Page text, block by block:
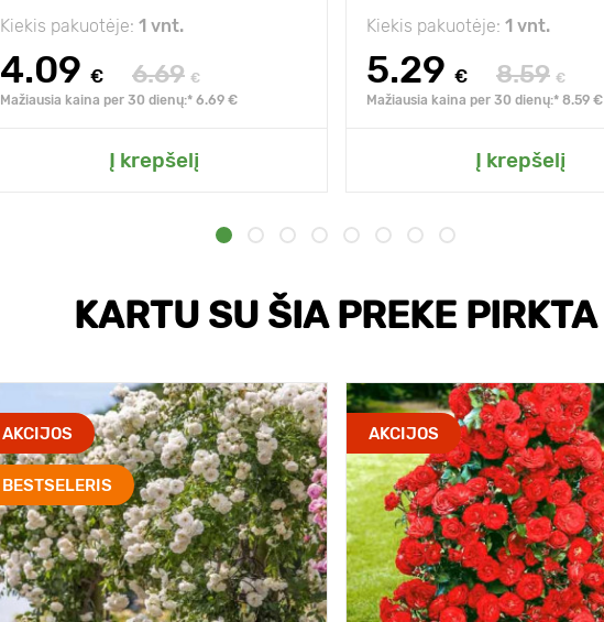
Kiekis pakuotėje: 1 vnt.
4.09 € 6.69 €
Mažiausia kaina per 30 dienų:* 6.69 €
Į krepšelį
Kiekis pakuotėje: 1 vnt.
5.29 € 8.59 €
Mažiausia kaina per 30 dienų:* 8.59 €
Į krepšelį
KARTU SU ŠIA PREKE PIRKTA
AKCIJOS
BESTSELERIS
AKCIJOS